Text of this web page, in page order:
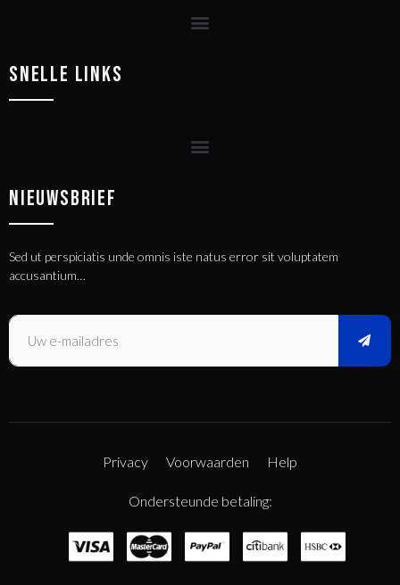
SNELLE LINKS
NIEUWSBRIEF
Sed ut perspiciatis unde omnis iste natus error sit voluptatem
accusantium…
Ondersteunde betaling:
Privacy Voorwaarden Help